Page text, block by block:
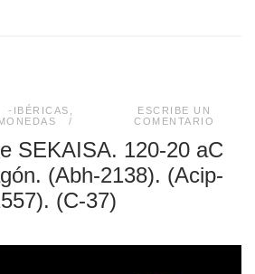
-IBÉRICAS
ESCRIBE UN
COMENTARIO
SEKAISA. 120-20 aC
(Abh-2138). (Acip-
(C-37)